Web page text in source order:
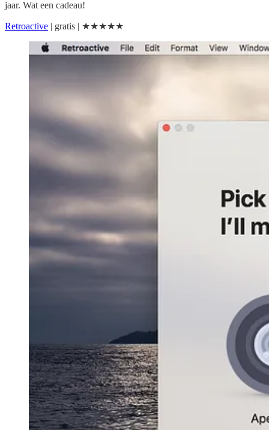
jaar. Wat een cadeau!
Retroactive | gratis | ★★★★★